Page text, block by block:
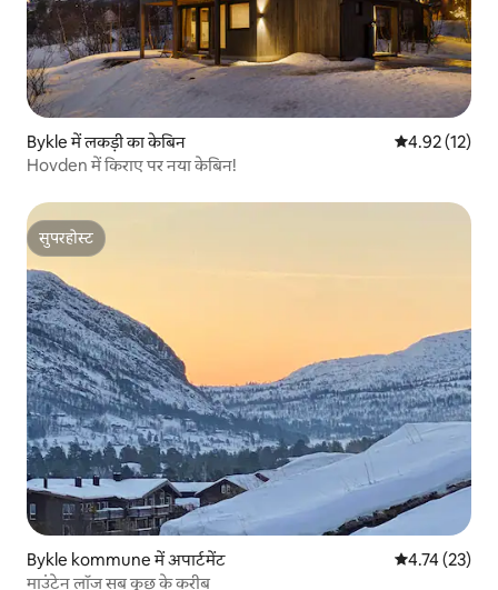
Bykle में लकड़ी का केबिन औसत रेटिंग 5 में
4.92 (12)
Hovden में किराए पर नया केबिन!
सुपरहोस्ट
सुपरहोस्ट
Bykle kommune में अपार्टमेंट औसत रेटिंग 5 में
4.74 (23)
माउंटेन लॉज सब कुछ के करीब